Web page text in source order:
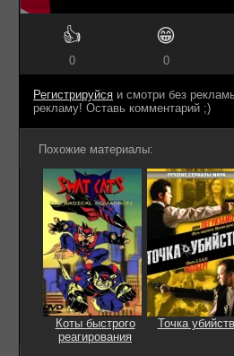
👍
0
😁
0
Регистрируйся и смотри без
рекламу! Оставь комментарий ;)
Похожие материалы:
Коты быстрого
реагирования
Точка